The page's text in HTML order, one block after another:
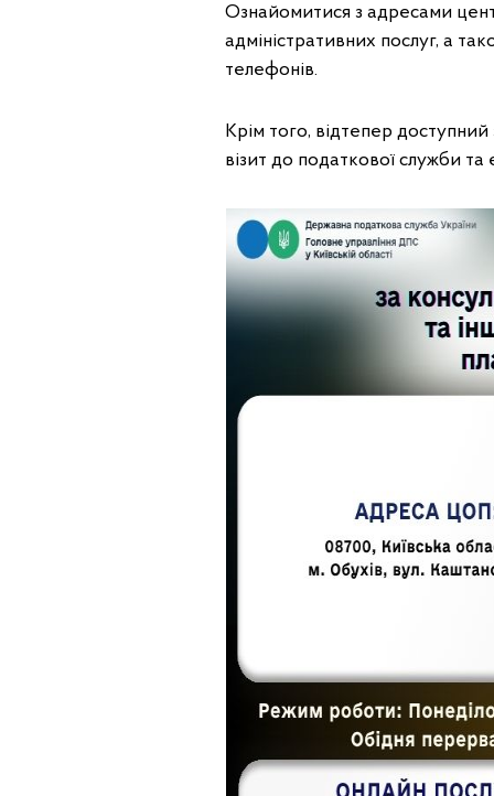
Ознайомитися з адресами
адміністративних послуг, а
телефонів.
Крім того, відтепер
візит до податкової служби та